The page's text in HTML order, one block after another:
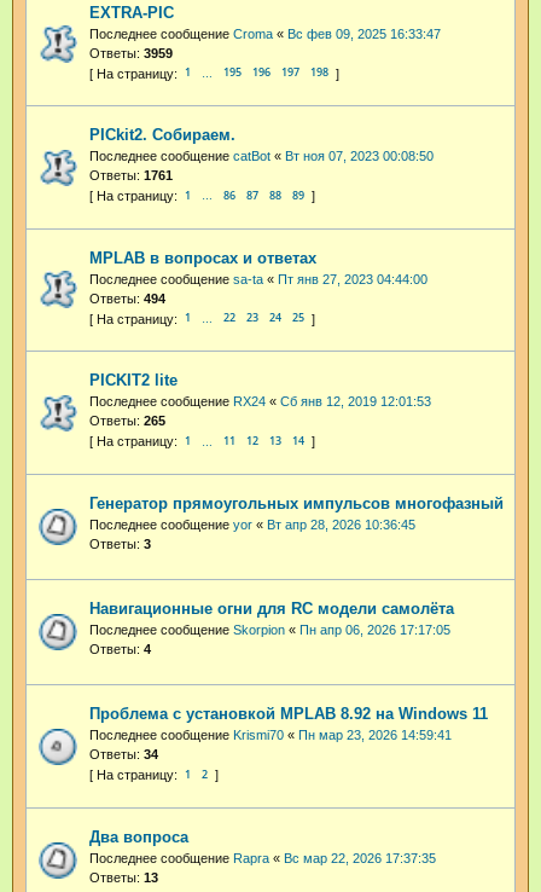
EXTRA-PIC
Последнее сообщение Croma « Вс фев 09, 2025 16:33:47
Ответы: 3959
1 195 196 197 198
PICkit2. Собираем.
Последнее сообщение catBot « Вт ноя 07, 2023 00:08:50
Ответы: 1761
1 … 86 87 88 89
MPLAB в вопросах и ответах
Последнее сообщение sa-ta « Пт янв 27, 2023 04:44:00
Ответы: 494
1 22 23 24 25
PICKIT2 lite
Последнее сообщение RX24 « Сб янв 12, 2019 12:01:53
Ответы: 265
1 11 12 13 14
Генератор прямоугольных импульсов многофазный
Последнее сообщение yor « Вт апр 28, 2026 10:36:45
Ответы: 3
Навигационные огни для RC модели самолёта
Последнее сообщение Skorpion « Пн апр 06, 2026 17:17:05
Ответы: 4
Проблема с установкой MPLAB 8.92 на Windows 11
Последнее сообщение Krismi70 « Пн мар 23, 2026 14:59:41
Ответы: 34
1 2
Два вопроса
Последнее сообщение Rapra « Вс мар 22, 2026 17:37:35
Ответы: 13